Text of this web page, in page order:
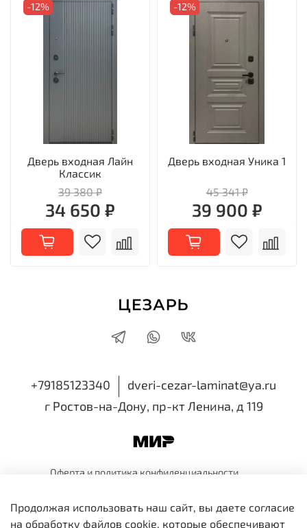
-12%
Дверь входная Лайн
Классик
39 380 ₽
34 650 ₽
-12%
Дверь входная Уника 1
45 341 ₽
39 900 ₽
+79185123340
dveri-cezar-laminat@ya.ru
г Ростов-на-Дону, пр-кт Ленина, д 119
Оферта и политика конфиденциальности
ИП Семенова Виктория Николаевна
Продолжая использовать наш сайт, вы даете согласие
на обработку файлов cookie, которые обеспечивают